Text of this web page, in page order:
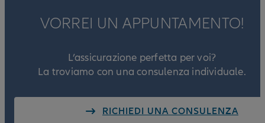
VORREI UN APPUNTAMENTO!
L’assicurazione perfetta per voi?
La troviamo con una consulenza individuale.
RICHIEDI UNA CONSULENZA